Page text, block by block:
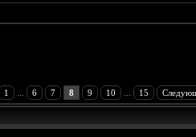
1 6 7 8 9 10 15